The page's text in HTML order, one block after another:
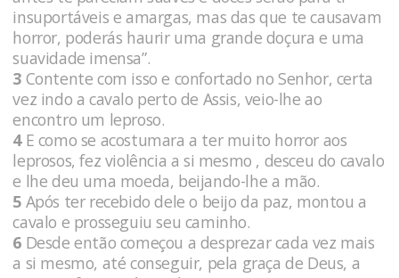
insuportáveis e amargas, mas das que te causavam
horror, poderás haurir uma grande doçura e uma
suavidade imensa”.
3 Contente com isso e confortado no Senhor, certa
vez indo a cavalo perto de Assis, veio-lhe ao
encontro um leproso.
4E como se acostumara a ter muito horror aos
leprosos, fez violência a si mesmo , desceu do cavalo
e lhe deu uma moeda, beijando-lhe a mão.
5 Após ter recebido dele o beijo da paz, montou a
cavalo e prosseguiu seu caminho.
6 Desde então começou a desprezar cada vez mais
a si mesmo, até conseguir, pela graça de Deus, a